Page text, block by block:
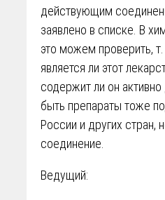
действующим
заявлено в списке. В
это можем проверить,
является ли этот
содержит ли он
быть препараты тоже
России и других
соединение.
Ведущий: